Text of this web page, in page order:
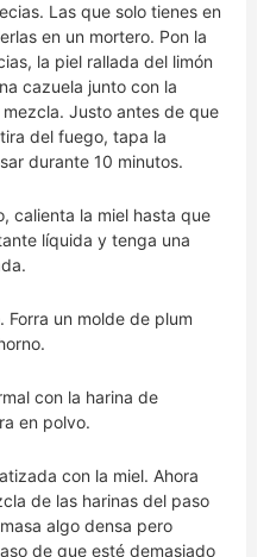
Las que solo tienes en
en un mortero. Pon la
la piel rallada del limón
cazuela junto con la
Justo antes de que
del fuego, tapa la
durante 10 minutos.
calienta la miel hasta que
líquida y tenga una
Forra un molde de plum
con la harina de
en polvo.
con la miel. Ahora
de las harinas del paso
algo densa pero
de que esté demasiado